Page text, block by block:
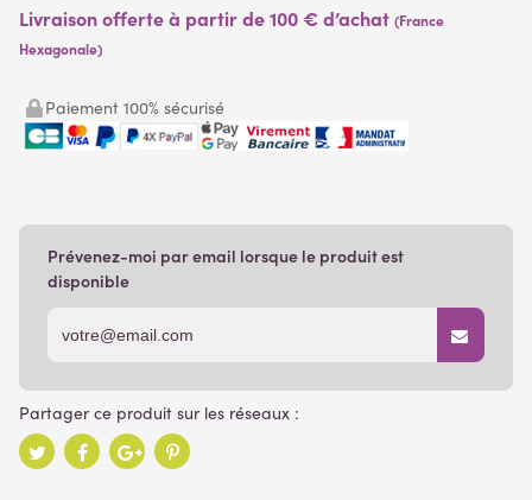
Livraison offerte à partir de 100 € d’achat (France
Hexagonale)
Paiement 100% sécurisé
Prévenez-moi par email lorsque le produit est
disponible